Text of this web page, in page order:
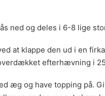
ned og deles i 6-8 lige
at klappe den ud i en
efterhævning i
æg og have topping på.